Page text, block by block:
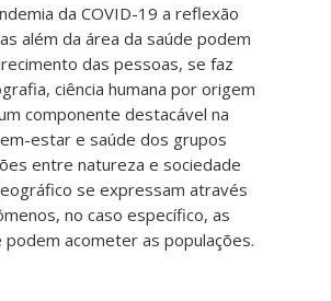
da COVID-19 a reflexão
além da área da saúde podem
das pessoas, se faz
ciência humana por origem
componente destacável na
estar e saúde dos grupos
entre natureza e sociedade
se expressam através
no caso específico, as
acometer as populações.